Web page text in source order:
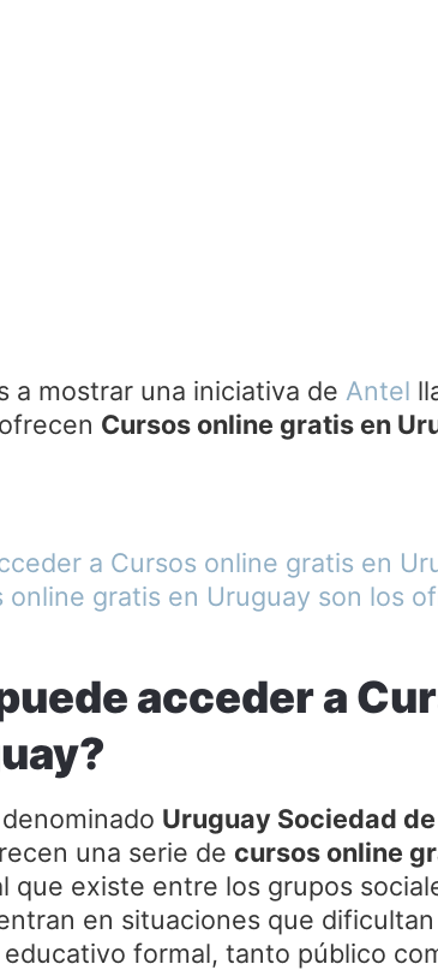
a mostrar una iniciativa de Antel
Cursos online gratis en
a Cursos online gratis en
online gratis en Uruguay son los
acceder a
Uruguay Sociedad
una serie de cursos online
que existe entre los grupos
en situaciones que
formal, tanto público